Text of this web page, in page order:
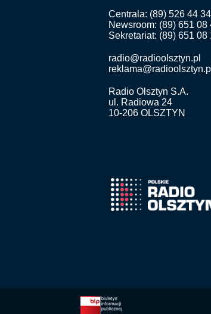
Centrala: (89) 526 44 34
Newsroom: (89) 651 08
Sekretariat: (89) 651 08
radio@radioolsztyn.pl
reklama@radioolsztyn.pl
Radio Olsztyn S.A.
ul. Radiowa 24
10-206 OLSZTYN